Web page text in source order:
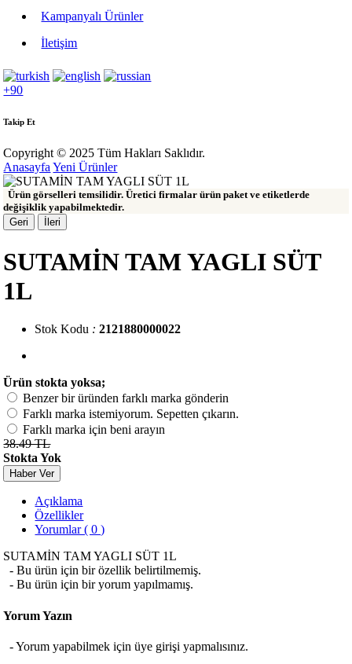
Kampanyalı Ürünler
İletişim
+90
Takip Et
Copyright © 2025 Tüm Hakları Saklıdır.
Anasayfa Yeni Ürünler
Ürün görselleri temsilidir. Üretici firmalar ürün paket ve etiketlerde
değişiklik yapabilmektedir.
Geri
İleri
SUTAMİN TAM YAGLI SÜT
1L
Stok Kodu : 2121880000022
Ürün stokta yoksa;
Benzer bir üründen farklı marka gönderin
Farklı marka istemiyorum. Sepetten çıkarın.
Farklı marka için beni arayın
38.49 TL
Stokta Yok
Haber Ver
Açıklama
Özellikler
Yorumlar ( 0 )
SUTAMİN TAM YAGLI SÜT 1L
- Bu ürün için bir özellik belirtilmemiş.
- Bu ürün için bir yorum yapılmamış.
Yorum Yazın
- Yorum yapabilmek için üye girişi yapmalısınız.